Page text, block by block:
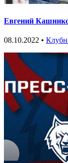
Евгений
08.10.2022 •